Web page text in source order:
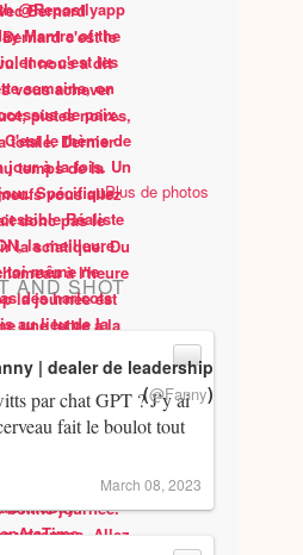
Plus de photos
AND SHOT
par chat GPT ? J’y ai
fait le boulot tout
| dealer de leadership
(@Fanny)
March 08, 2023